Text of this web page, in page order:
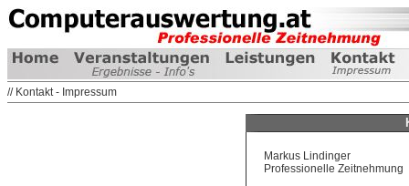
// Kontakt - Impressum
Markus Lindinger
Professionelle Zeitnehmung